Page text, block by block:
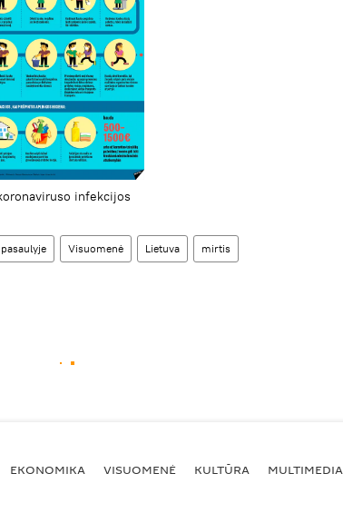
infekcijos
Visuomenė Lietuva mirtis
EKONOMIKA VISUOMENĖ KULTŪRA MULTIMEDIA